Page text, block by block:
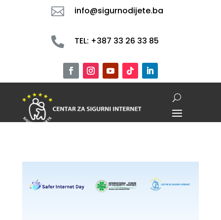
 info@sigurnodijete.ba
 TEL: +387 33 26 33 85